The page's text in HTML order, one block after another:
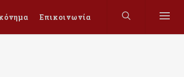
Επικοινωνία